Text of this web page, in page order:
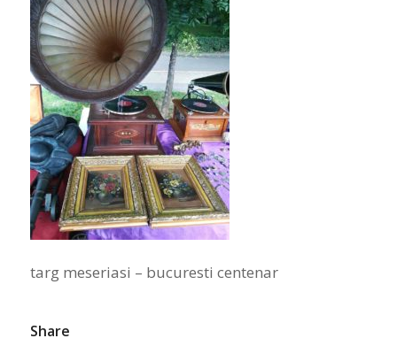
targ meseriasi – bucuresti centenar
Share